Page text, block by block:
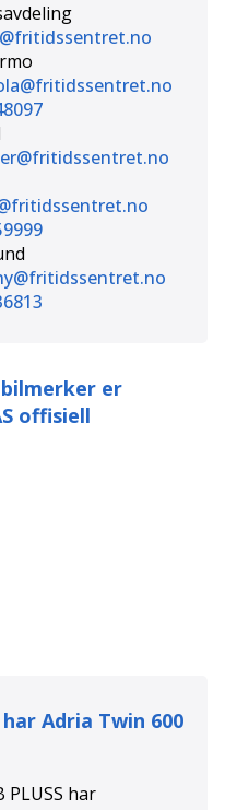
er
offisiell
Adria Twin 600
PLUSS har